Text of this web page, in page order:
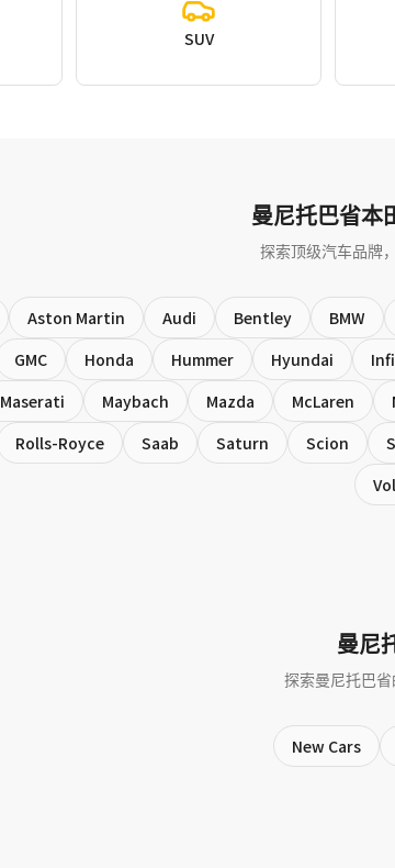
SUV
曼尼托巴省本
探索顶级汽车品牌
Aston Martin Audi Bentley BMW
GMC Honda Hummer Hyundai
Maserati Maybach Mazda McLaren
Rolls-Royce Saab Saturn Scion
曼尼
探索曼尼托巴
New Cars